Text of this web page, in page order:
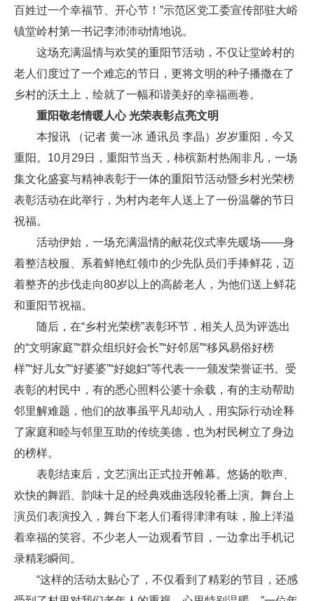
百姓过一个幸福节、开心节！”示范区党工委宣传部驻大峪
镇堂岭村第一书记李沛沛动情地说。
这场充满温情与欢笑的重阳节活动，不仅让堂岭村的
老人们度过了一个难忘的节日，更将文明的种子播撒在了
乡村的沃土上，绘就了一幅和谐美好的幸福画卷。
重阳敬老情暖人心 光荣表彰点亮文明
本报讯 （记者 黄一冰 通讯员 李晶）岁岁重阳，今又
重阳。10月29日，重阳节当天，柿槟新村热闹非凡，一场
集文化盛宴与精神表彰于一体的重阳节活动暨乡村光荣榜
表彰活动在此举行，为村内老年人送上了一份温馨的节日
祝福。
活动伊始，一场充满温情的献花仪式率先暖场——身
着整洁校服、系着鲜艳红领巾的少先队员们手捧鲜花，迈
着整齐的步伐走向80岁以上的高龄老人，为他们送上鲜花
和重阳节祝福。
随后，在“乡村光荣榜”表彰环节，相关人员为评选出
的“文明家庭”“群众组织好会长”“好邻居”“移风易俗好榜
样”“好儿女”“好婆婆”“好媳妇”等代表一一颁发荣誉证书。受
表彰的村民中，有的悉心照料公婆十余载，有的主动帮助
邻里解难题，他们的故事虽平凡却动人，用实际行动诠释
了家庭和睦与邻里互助的传统美德，也为村民树立了身边
的榜样。
表彰结束后，文艺演出正式拉开帷幕。悠扬的歌声、
欢快的舞蹈、韵味十足的经典戏曲选段轮番上演。舞台上
演员们表演投入，舞台下老人们看得津津有味，脸上洋溢
着幸福的笑容。不少老人一边观看节目，一边拿出手机记
录精彩瞬间。
“这样的活动太贴心了，不仅看到了精彩的节目，还感